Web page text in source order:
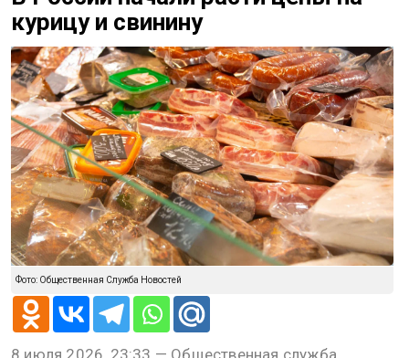
курицу и свинину
Фото: Общественная Служба Новостей
8 июля 2026, 23:33 — Общественная служба